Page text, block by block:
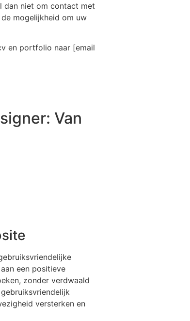
dan niet om contact met
mogelijkheid om uw
en portfolio naar [email
Van
een positieve
zonder verdwaald
versterken en